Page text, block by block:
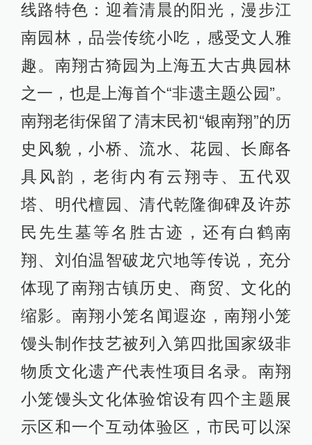
线路特色：迎着清晨的阳光，漫步江
南园林，品尝传统小吃，感受文人雅
趣。南翔古猗园为上海五大古典园林
之一，也是上海首个“非遗主题公园”。
南翔老街保留了清末民初“银南翔”的历
史风貌，小桥、流水、花园、长廊各
具风韵，老街内有云翔寺、五代双
塔、明代檀园、清代乾隆御碑及许苏
民先生墓等名胜古迹，还有白鹤南
翔、刘伯温智破龙穴地等传说，充分
体现了南翔古镇历史、商贸、文化的
缩影。南翔小笼名闻遐迩，南翔小笼
馒头制作技艺被列入第四批国家级非
物质文化遗产代表性项目名录。南翔
小笼馒头文化体验馆设有四个主题展
示区和一个互动体验区，市民可以深